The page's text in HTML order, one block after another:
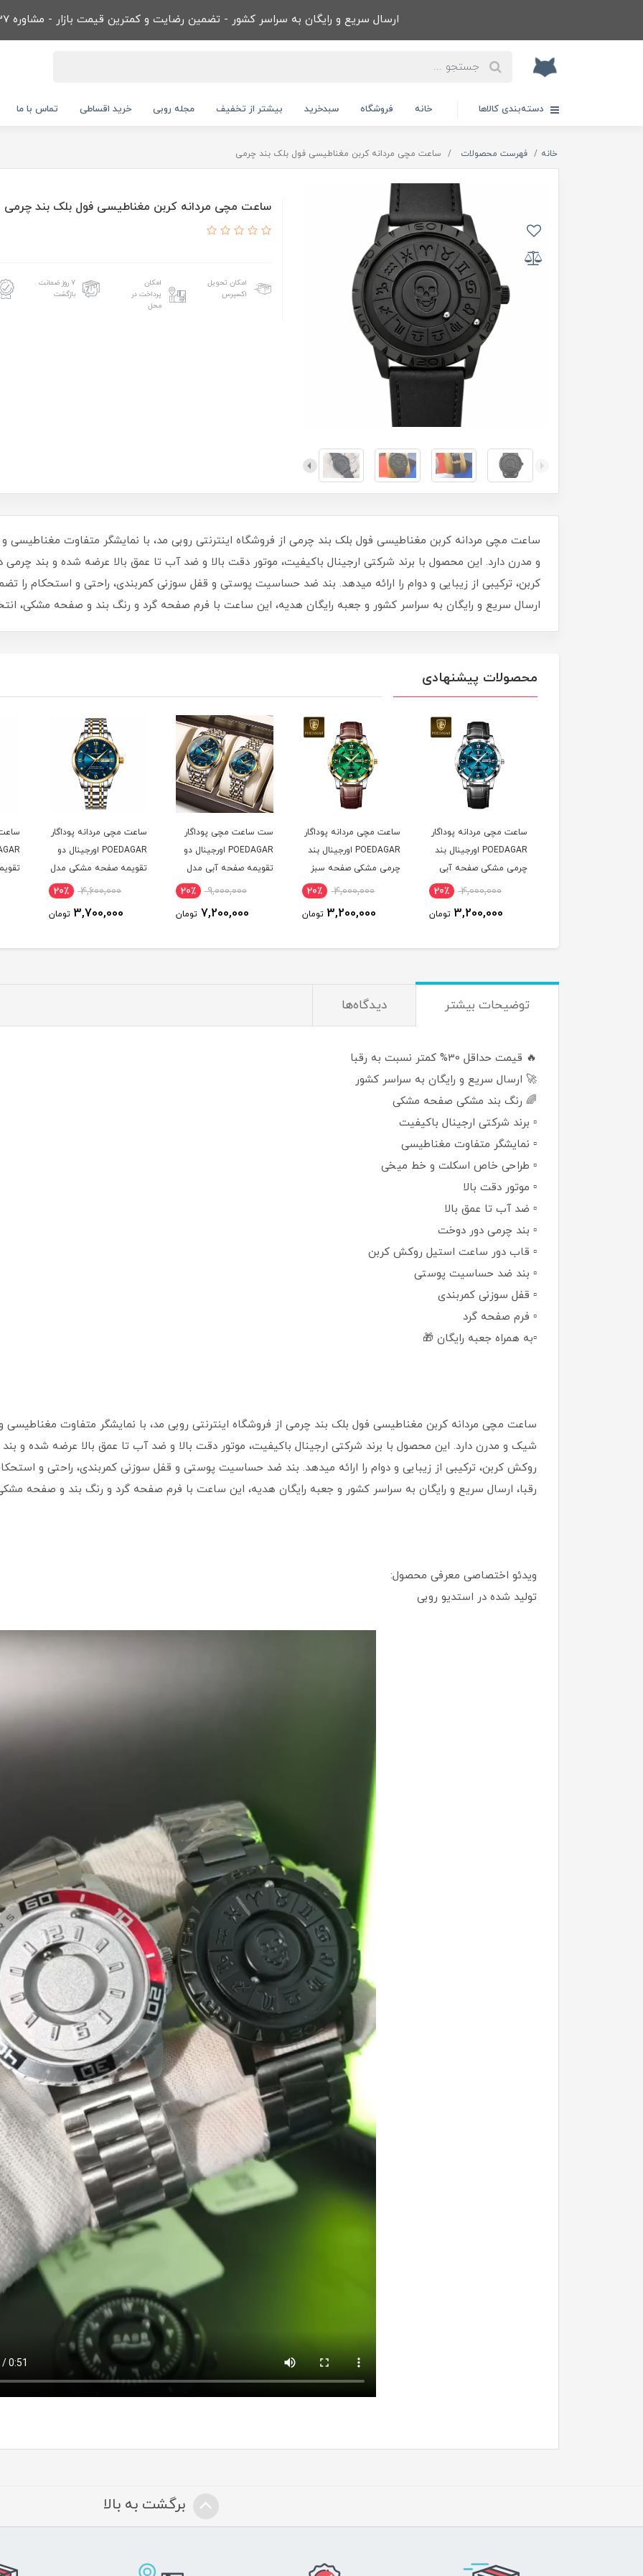
ارسال سریع و رایگان به سراسر کشور - تضمین رضایت و کمترین قیمت بازار - مشاوره 09032866737
دسته‌بندی کالاها خانه فروشگاه سبدخرید بیشتر از تخفیف مجله روبی خرید اقساطی تماس با ما
خانه فهرست محصولات ساعت مچی مردانه کربن مغناطيسی فول بلک بند چرمی
ساعت مچی مردانه کربن مغناطيسی فول بلک بند چرمی
امکان تحویل
اکسپرس
امکان
پرداخت در
محل
۷ روز ضمانت
بازگشت
ساعت مچی مردانه کربن مغناطیسی فول بلک بند چرمی از فروشگاه اینترنتی روبی مد، با نمایشگر متفاوت
و مدرن دارد. این محصول با برند شرکتی ارجینال باکیفیت، موتور دقت بالا و ضد آب تا عمق بالا عرضه شده و بند
ارسال سریع و رایگان به سراسر کشور و جعبه رایگان هدیه، این ساعت با فرم صفحه گرد و رنگ بند و صفحه مشکی،
محصولات پیشنهادی
ساعت مچی مردانه پوداگار
POEDAGAR اورجينال بند
چرمی مشکی صفحه آبی
نسخه اروپايی
4,000,000 20٪
3,200,000 تومان
ساعت مچی مردانه پوداگار
POEDAGAR اورجينال بند
چرمی مشکی صفحه سبز
نسخه اروپايی
4,000,000 20٪
3,200,000 تومان
ست ساعت مچی پوداگار
POEDAGAR اورجينال دو
تقويمه صفحه آبی مدل
9,000,000 20٪
7,200,000 تومان
ساعت مچی مردانه پوداگار
POEDAGAR اورجينال دو
تقويمه صفحه مشکی مدل
4,600,000 20٪
3,700,000 تومان
توضيحات بيشتر دیدگاه‌ها
🔥 قیمت حداقل 30% کمتر نسبت به رقبا
🚀 ارسال سریع و رایگان به سراسر کشور
🌈 رنگ بند مشکی صفحه مشکی
▫️ برند شرکتی ارجینال باکیفیت
▫️ نمایشگر متفاوت مغناطیسی
▫️ طراحی خاص اسکلت و خط میخی
▫️ موتور دقت بالا
▫️ ضد آب تا عمق بالا
▫️ بند چرمی دور دوخت
▫️ قاب دور ساعت استیل روکش کربن
▫️ بند ضد حساسیت پوستی
▫️ قفل سوزنی کمربندی
▫️ فرم صفحه گرد
▫️به همراه جعبه رایگان 🎁
ساعت مچی مردانه کربن مغناطیسی فول بلک بند چرمی از فروشگاه اینترنتی روبی مد، با نمایشگر متفاوت
شیک و مدرن دارد. این محصول با برند شرکتی ارجینال باکیفیت، موتور دقت بالا و ضد آب تا عمق بالا عرضه شده و
رقبا، ارسال سریع و رایگان به سراسر کشور و جعبه رایگان هدیه، این ساعت با فرم صفحه گرد و رنگ بند و صفحه
ویدئو اختصاصی معرفی محصول:
تولید شده در استدیو روبی
برگشت به بالا